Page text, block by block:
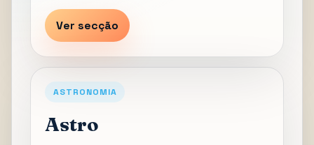
Ver secção
ASTRONOMIA
Astro